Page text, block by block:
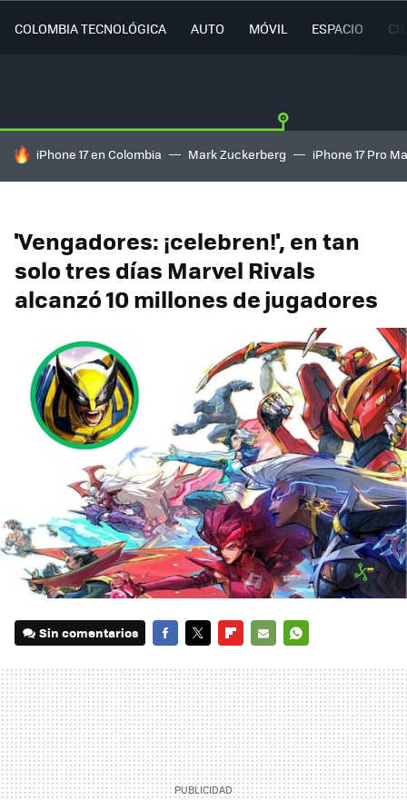
COLOMBIA TECNOLÓGICA AUTO MÓVIL ESPACIO
HOY SE HABLA DE
iPhone 17 en Colombia Mark Zuckerberg iPhone 17 Pro
'Vengadores: ¡celebren!', en tan
solo tres días Marvel Rivals
alcanzó 10 millones de jugadores
Sin comentarios
MAIL